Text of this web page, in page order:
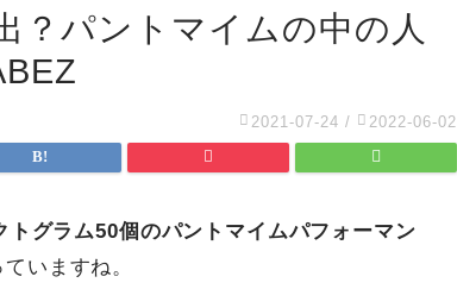
？パントマイムの中の人
2021-07-24 / 2022-06-02
トグラム50個のパントマイムパフォーマン
いますね。